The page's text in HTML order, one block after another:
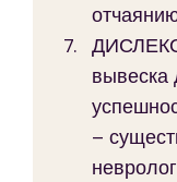
вывеска
–